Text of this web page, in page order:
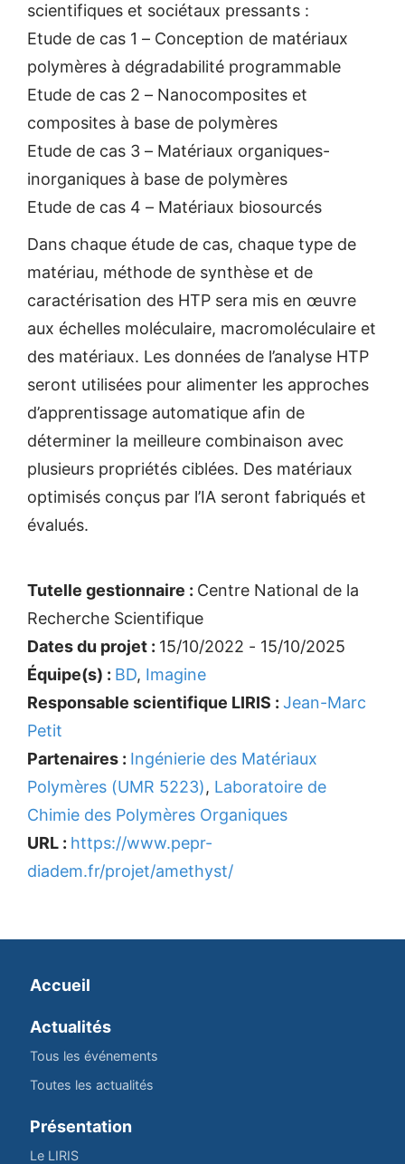
scientifiques et sociétaux pressants :
Etude de cas 1 – Conception de matériaux
polymères à dégradabilité programmable
Etude de cas 2 – Nanocomposites et
composites à base de polymères
Etude de cas 3 – Matériaux organiques-
inorganiques à base de polymères
Etude de cas 4 – Matériaux biosourcés
Dans chaque étude de cas, chaque type de
matériau, méthode de synthèse et de
caractérisation des HTP sera mis en œuvre
aux échelles moléculaire, macromoléculaire et
des matériaux. Les données de l’analyse HTP
seront utilisées pour alimenter les approches
d’apprentissage automatique afin de
déterminer la meilleure combinaison avec
plusieurs propriétés ciblées. Des matériaux
optimisés conçus par l’IA seront fabriqués et
évalués.
Tutelle gestionnaire : Centre National de la
Recherche Scientifique
Dates du projet : 15/10/2022 - 15/10/2025
Équipe(s) : BD, Imagine
Responsable scientifique LIRIS : Jean-Marc
Petit
Partenaires : Ingénierie des Matériaux
Polymères (UMR 5223), Laboratoire de
Chimie des Polymères Organiques
URL : https://www.pepr-
diadem.fr/projet/amethyst/
Accueil
Actualités
Tous les événements
Toutes les actualités
Présentation
Le LIRIS